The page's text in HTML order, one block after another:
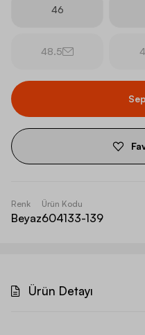
46
48.5
Renk
Beyaz
Ürün Kodu
604133-139
Ürün Detayı